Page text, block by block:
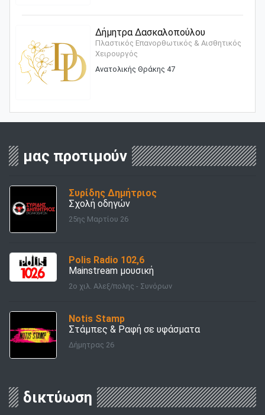
Δήμητρα Δασκαλοπούλου
Πλαστικός Επανορθωτικός & Αισθητικός
Χειρουργός
Ανατολικής Θράκης 47
μας προτιμούν
Συρίδης Δημήτριος
Σχολή οδηγών
25ης Μαρτίου 26
Polis Radio 102,6
Mainstream μουσική
2ο χιλ. Αλεξ/πολης - Συνόρων
Notis Stamp
Στάμπες & Ραφή σε υφάσματα
Δήμητρας 26
δικτύωση